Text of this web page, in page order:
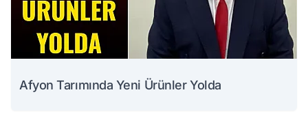
Afyon Tarımında Yeni Ürünler Yolda